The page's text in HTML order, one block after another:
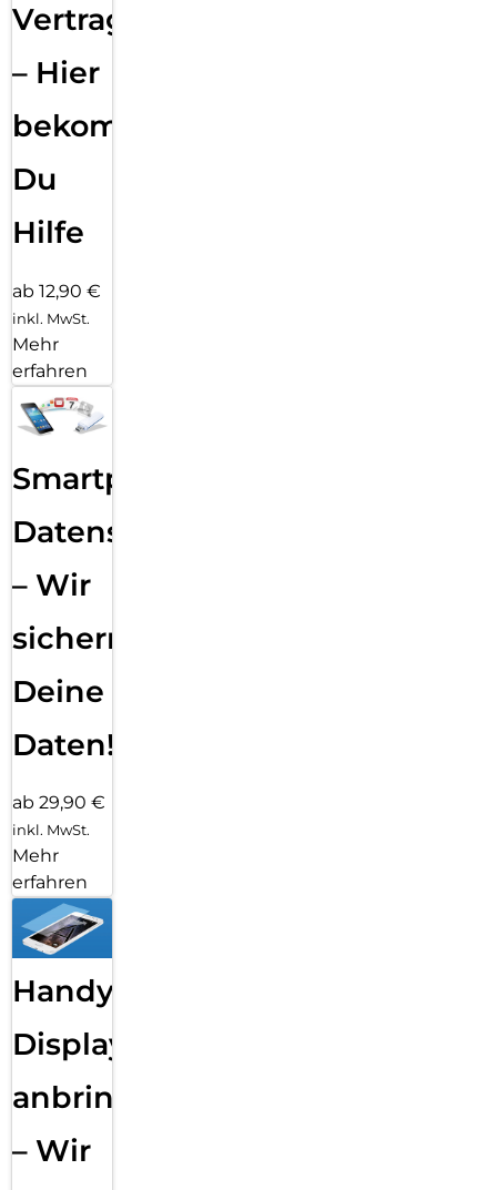
Vertragsabwicklung
– Hier
bekommst
Du
Hilfe
ab 12,90 €
inkl. MwSt.
Mehr
erfahren
Smartphone
Datensicherung
– Wir
sichern
Deine
Daten!
ab 29,90 €
inkl. MwSt.
Mehr
erfahren
Handy
Displayfolie
anbringen
– Wir